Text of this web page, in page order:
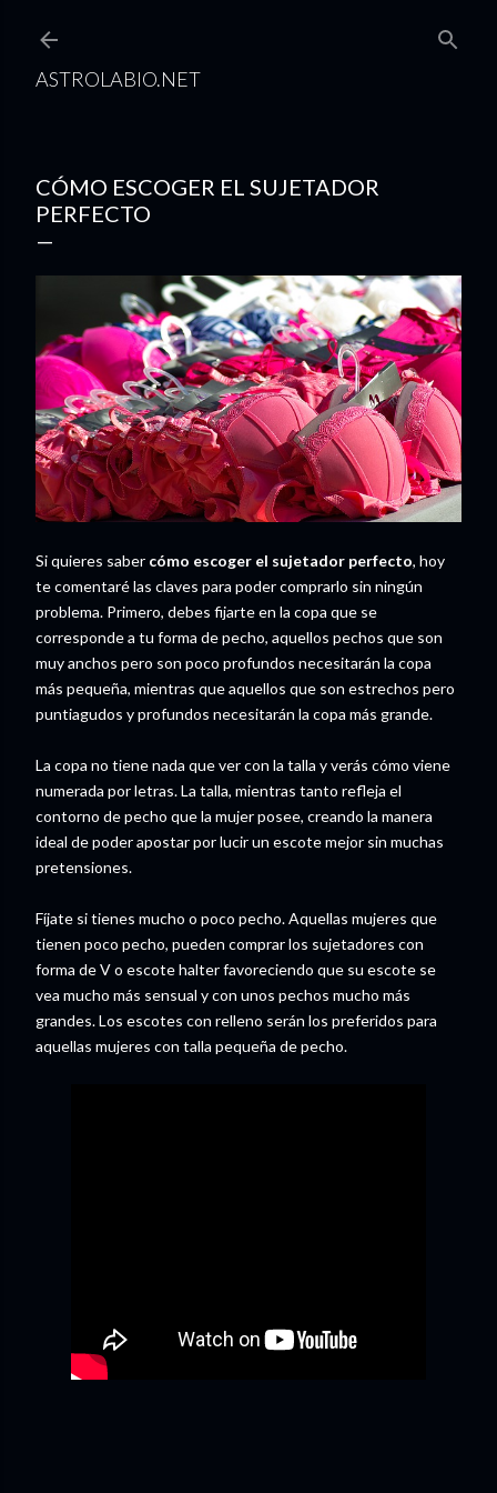
ASTROLABIO.NET
CÓMO ESCOGER EL SUJETADOR
PERFECTO
Si quieres saber cómo escoger el sujetador perfecto, hoy
te comentaré las claves para poder comprarlo sin ningún
problema. Primero, debes fijarte en la copa que se
corresponde a tu forma de pecho, aquellos pechos que son
muy anchos pero son poco profundos necesitarán la copa
más pequeña, mientras que aquellos que son estrechos pero
puntiagudos y profundos necesitarán la copa más grande.
La copa no tiene nada que ver con la talla y verás cómo viene
numerada por letras. La talla, mientras tanto refleja el
contorno de pecho que la mujer posee, creando la manera
ideal de poder apostar por lucir un escote mejor sin muchas
pretensiones.
Fíjate si tienes mucho o poco pecho. Aquellas mujeres que
tienen poco pecho, pueden comprar los sujetadores con
forma de V o escote halter favoreciendo que su escote se
vea mucho más sensual y con unos pechos mucho más
grandes. Los escotes con relleno serán los preferidos para
aquellas mujeres con talla pequeña de pecho.